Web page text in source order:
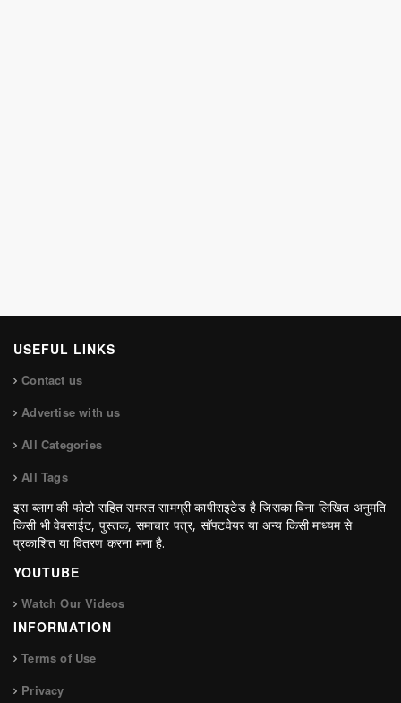
USEFUL LINKS
Contact us
Advertise with us
All Categories
All Tags
इस ब्लाग की फोटो सहित समस्त सामग्री कापीराइटेड है जिसका बिना लिखित अनुमति
किसी भी वेबसाईट, पुस्तक, समाचार पत्र, सॉफ्टवेयर या अन्य किसी माध्यम से
प्रकाशित या वितरण करना मना है.
YOUTUBE
Watch Our Videos
INFORMATION
Terms of Use
Privacy